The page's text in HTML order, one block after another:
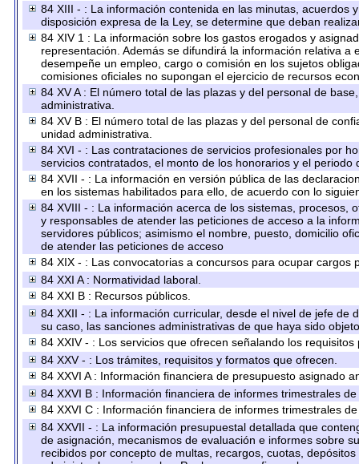
84 XIII - : La información contenida en las minutas, acuerdos
disposición expresa de la Ley, se determine que deban
84 XIV 1 : La información sobre los gastos erogados y
representación. Además se difundirá la información relativa
desempeñe un empleo, cargo o comisión en los sujetos
comisiones oficiales no supongan el ejercicio de recursos
84 XV A : El número total de las plazas y del personal de
administrativa.
84 XV B : El número total de las plazas y del personal de
unidad administrativa.
84 XVI - : Las contrataciones de servicios profesionales por
servicios contratados, el monto de los honorarios y el periodo
84 XVII - : La información en versión pública de las
en los sistemas habilitados para ello, de acuerdo con lo
84 XVIII - : La información acerca de los sistemas, procesos,
y responsables de atender las peticiones de acceso a la
servidores públicos; asimismo el nombre, puesto, domicilio
de atender las peticiones de acceso
84 XIX - : Las convocatorias a concursos para ocupar cargos
84 XXI A : Normatividad laboral.
84 XXI B : Recursos públicos.
84 XXII - : La información curricular, desde el nivel de jefe
su caso, las sanciones administrativas de que haya sido
84 XXIV - : Los servicios que ofrecen señalando los
84 XXV - : Los trámites, requisitos y formatos que ofrecen.
84 XXVI A : Información financiera de presupuesto asignado
84 XXVI B : Información financiera de informes trimestrales
84 XXVI C : Información financiera de informes trimestrales
84 XXVII - : La información presupuestal detallada que
de asignación, mecanismos de evaluación e informes sobre
recibidos por concepto de multas, recargos, cuotas,